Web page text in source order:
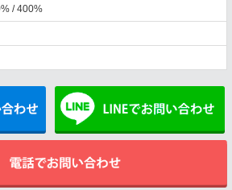
/ 400%
メールでお問い合わせ